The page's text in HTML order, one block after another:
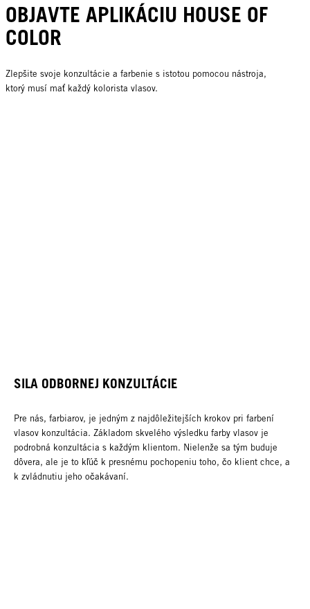
OBJAVTE APLIKÁCIU HOUSE OF
COLOR
Zlepšite svoje konzultácie a farbenie s istotou pomocou nástroja,
ktorý musí mať každý kolorista vlasov.
SILA ODBORNEJ KONZULTÁCIE
Pre nás, farbiarov, je jedným z najdôležitejších krokov pri farbení
vlasov konzultácia. Základom skvelého výsledku farby vlasov je
podrobná konzultácia s každým klientom. Nielenže sa tým buduje
dôvera, ale je to kľúč k presnému pochopeniu toho, čo klient chce, a
k zvládnutiu jeho očakávaní.